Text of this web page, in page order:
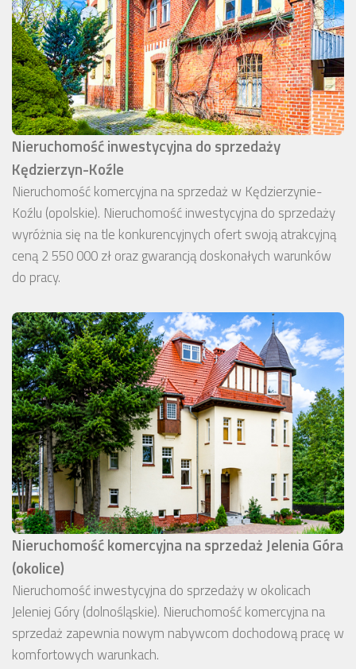
Nieruchomość inwestycyjna do sprzedaży
Kędzierzyn-Koźle
Nieruchomość komercyjna na sprzedaż w Kędzierzynie-
Koźlu (opolskie). Nieruchomość inwestycyjna do sprzedaży
wyróżnia się na tle konkurencyjnych ofert swoją atrakcyjną
ceną 2 550 000 zł oraz gwarancją doskonałych warunków
do pracy.
Nieruchomość komercyjna na sprzedaż Jelenia Góra
(okolice)
Nieruchomość inwestycyjna do sprzedaży w okolicach
Jeleniej Góry (dolnośląskie). Nieruchomość komercyjna na
sprzedaż zapewnia nowym nabywcom dochodową pracę w
komfortowych warunkach.